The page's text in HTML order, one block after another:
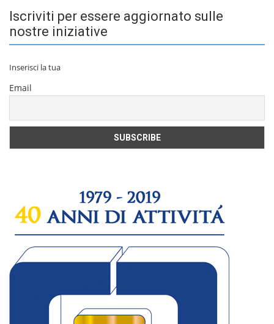
Iscriviti per essere aggiornato sulle
nostre iniziative
Inserisci la tua
Email